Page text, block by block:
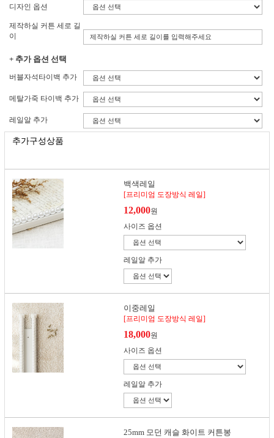
디자인 옵션
제작하실 커튼 세로 길
이
+ 추가 옵션 선택
버블자석타이백 추가
메탈가죽 타이백 추가
레일알 추가
추가구성상품
백색레일
[프리미엄 도장방식 레일]
12,000원
사이즈 옵션
레일알 추가
이중레일
[프리미엄 도장방식 레일]
18,000원
사이즈 옵션
레일알 추가
25mm 모던 캐슬 화이트 커튼봉